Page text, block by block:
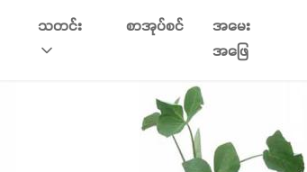
သတင်း စာအုပ်စင်
အမေး
အဖြေ